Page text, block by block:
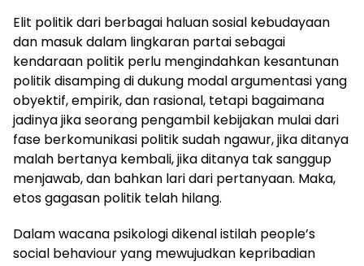
Elit politik dari berbagai haluan sosial kebudayaan
dan masuk dalam lingkaran partai sebagai
kendaraan politik perlu mengindahkan kesantunan
politik disamping di dukung modal argumentasi yang
obyektif, empirik, dan rasional, tetapi bagaimana
jadinya jika seorang pengambil kebijakan mulai dari
fase berkomunikasi politik sudah ngawur, jika ditanya
malah bertanya kembali, jika ditanya tak sanggup
menjawab, dan bahkan lari dari pertanyaan. Maka,
etos gagasan politik telah hilang.
Dalam wacana psikologi dikenal istilah people’s
social behaviour yang mewujudkan kepribadian